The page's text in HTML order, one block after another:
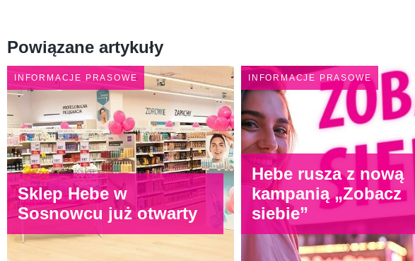
Powiązane artykuły
INFORMACJE PRASOWE
Sklep Hebe w
Sosnowcu już otwarty
INFORMACJE PRASOWE
Hebe rusza z nową
kampanią „Zobacz
siebie”